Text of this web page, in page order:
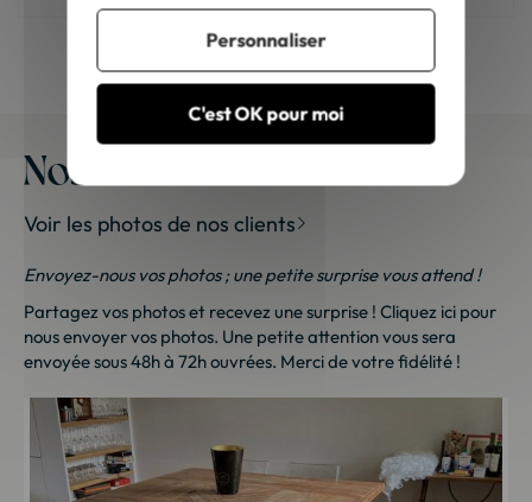
Nos meubles chez vous
Voir les photos de nos clients
Envoyez-nous vos photos ; une petite surprise vous attend !
Partagez vos photos et recevez une surprise ! Cliquez ici pour
nous envoyer vos photos. Une petite attention vous sera
envoyée sous 48h à 72h ouvrées. Merci de votre fidélité !
C'est OK pour moi
Personnaliser